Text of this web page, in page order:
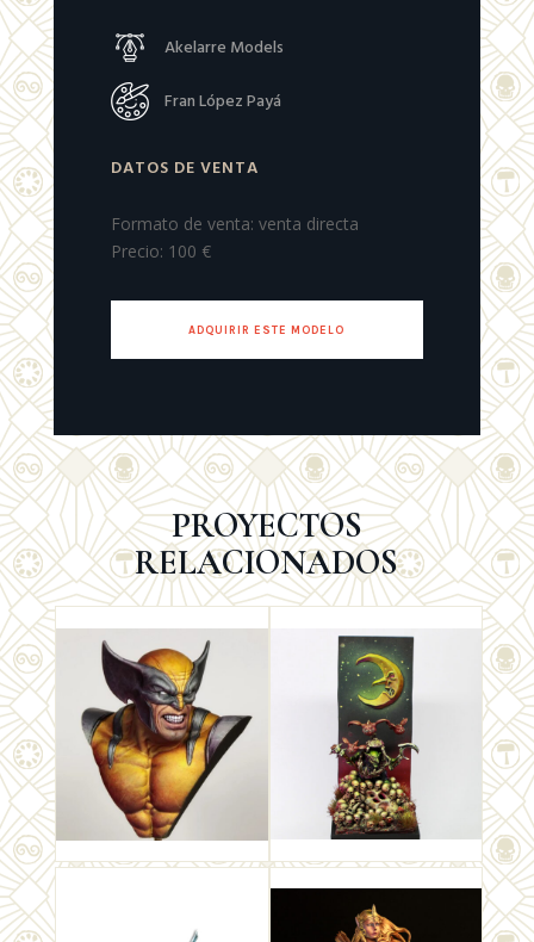
Akelarre Models
Fran López Payá
DATOS DE VENTA
Formato de venta: venta directa
Precio: 100 €
ADQUIRIR ESTE MODELO
PROYECTOS
RELACIONADOS